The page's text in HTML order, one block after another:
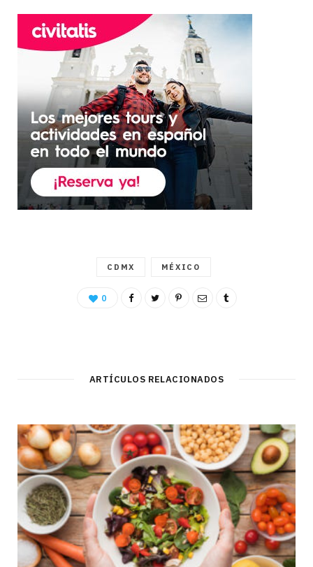
CDMX MÉXICO
0
ARTÍCULOS RELACIONADOS